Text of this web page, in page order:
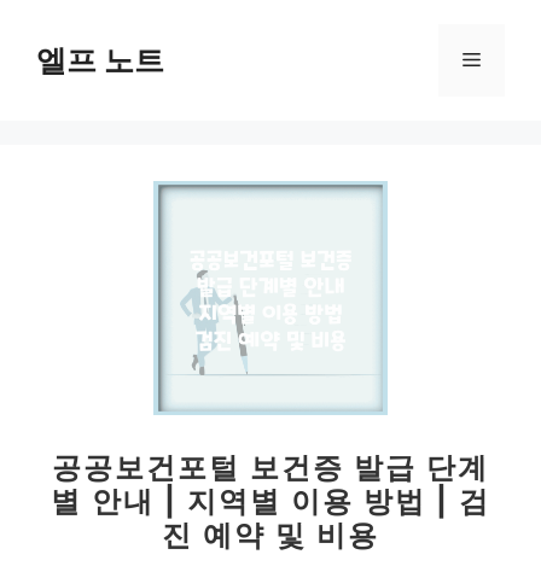
엘프 노트 메
공공보건포털 보건증 발급 단계
별 안내 | 지역별 이용 방법 | 검
진 예약 및 비용